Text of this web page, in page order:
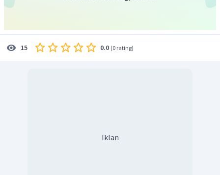
15 0.0 (0 rating)
Iklan